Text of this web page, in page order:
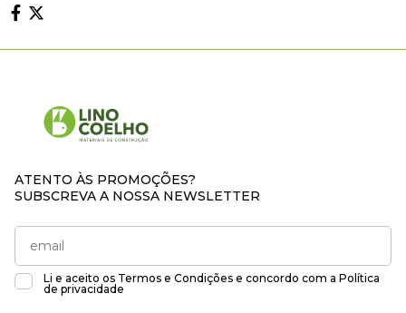
ATENTO ÀS PROMOÇÕES?
SUBSCREVA A NOSSA NEWSLETTER
Li e aceito os Termos e Condições e concordo com a Política
de privacidade